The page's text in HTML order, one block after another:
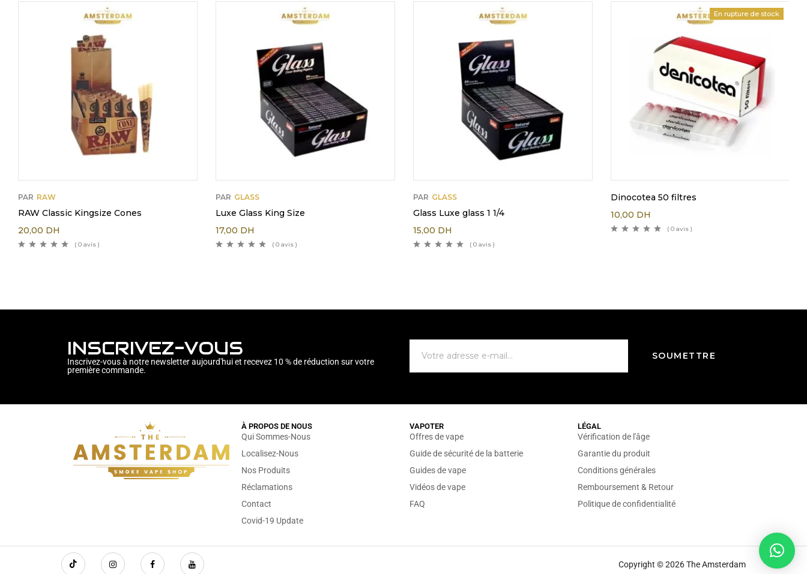
PAR RAW
RAW Classic Kingsize Cones
20,00 DH
( 0 avis )
PAR GLASS
Luxe Glass King Size
17,00 DH
( 0 avis )
PAR GLASS
Glass Luxe glass 1 1/4
15,00 DH
( 0 avis )
En rupture de stock
Dinocotea 50 filtres
10,00 DH
( 0 avis )
INSCRIVEZ-VOUS
Inscrivez-vous à notre newsletter aujourd'hui et recevez 10 % de réduction sur votre
première commande.
À PROPOS DE NOUS
Qui Sommes-Nous
Localisez-Nous
Nos Produits
Réclamations
Contact
Covid-19 Update
VAPOTER
Offres de vape
Guide de sécurité de la batterie
Guides de vape
Vidéos de vape
FAQ
LÉGAL
Vérification de l'âge
Garantie du produit
Conditions générales
Remboursement & Retour
Politique de confidentialité
Copyright © 2026 The Amsterdam